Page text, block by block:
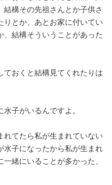
構その先祖さんとか子供さ
りとか、あとお家に付いてい
、結構そういうことがあった
ておくと結構見てくれたりは
子がいるんですよ。
れてたら私が生まれていない
水子になったから私が生まれ
緒にいることが多かった、